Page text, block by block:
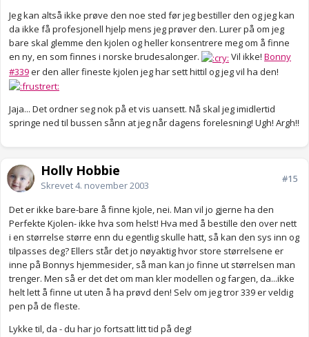
Jeg kan altså ikke prøve den noe sted før jeg bestiller den og jeg kan
da ikke få profesjonell hjelp mens jeg prøver den. Lurer på om jeg
bare skal glemme den kjolen og heller konsentrere meg om å finne
en ny, en som finnes i norske brudesalonger.
Vil ikke! Bonny
#339er den aller fineste kjolen jeg har sett hittil og jeg vil ha den!
Jaja... Det ordner seg nok på et vis uansett. Nå skal jeg imidlertid
springe ned til bussen sånn at jeg når dagens forelesning! Ugh! Argh!!
Holly Hobbie
Skrevet4. november 2003
#15
Det er ikke bare-bare å finne kjole, nei. Man vil jo gjerne ha den
Perfekte Kjolen- ikke hva som helst! Hva med å bestille den over nett
i en størrelse større enn du egentlig skulle hatt, så kan den sys inn og
tilpasses deg? Ellers står det jo nøyaktig hvor store størrelsene er
inne på Bonnys hjemmesider, så man kan jo finne ut størrelsen man
trenger. Men så er det det om man kler modellen og fargen, da...ikke
helt lett å finne ut uten å ha prøvd den! Selv om jeg tror 339 er veldig
pen på de fleste.
Lykke til, da - du har jo fortsatt litt tid på deg!